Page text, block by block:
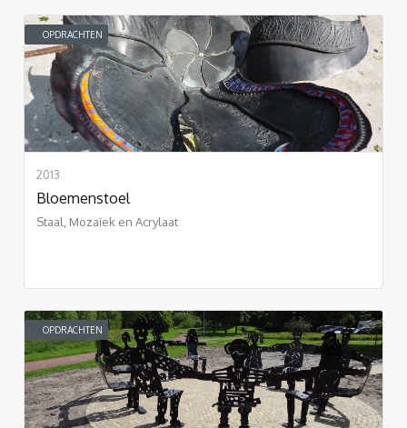
OPDRACHTEN
2013
Bloemenstoel
Staal, Mozaïek en Acrylaat
OPDRACHTEN